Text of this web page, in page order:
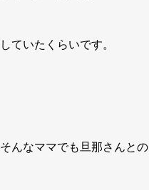
していたくらいです。
そんなママでも旦那さんとの